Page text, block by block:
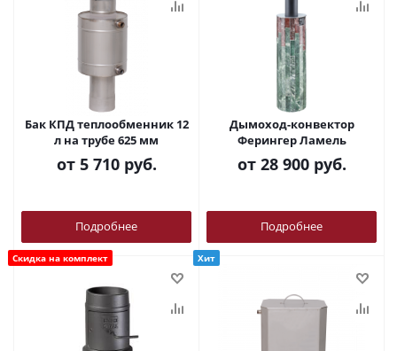
Бак КПД теплообменник 12
л на трубе 625 мм
от 5 710 руб.
Подробнее
Дымоход-конвектор
Ферингер Ламель
от 28 900 руб.
Подробнее
Скидка на комплект Хит